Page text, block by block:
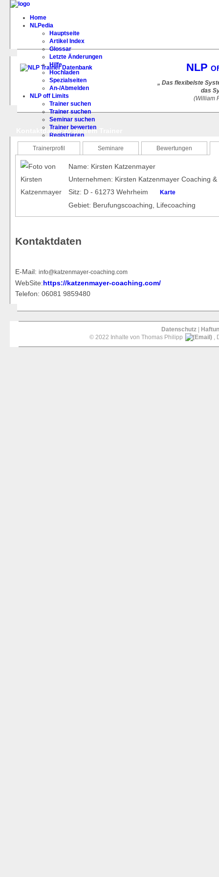
Home
NLPedia
Hauptseite
Artikel Index
Glossar
Letzte Änderungen
Hilfe
Hochladen
Spezialseiten
An-/Abmelden
NLP off Limits
Trainer suchen
Trainer suchen
Seminar suchen
Trainer bewerten
Registrieren
FAQ
NLP
„ Das flexibelste
das
(William
Kontaktdaten zu diesem Trainer
Trainerprofil Seminare Bewertungen
Name: Kirsten Katzenmayer
Unternehmen: Kirsten Katzenmayer Coaching &
Sitz: D - 61273 Wehrheim
Karte
Gebiet: Berufungscoaching, Lifecoaching
Kontaktdaten
E-Mail: info@katzenmayer-coaching.com
WebSite:https://katzenmayer-coaching.com/
Telefon: 06081 9859480
Datenschutz |
© 2022 Inhalte von Thomas Philipp
,